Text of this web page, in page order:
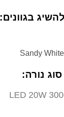
בגוונים:
Sandy White
סוג נורה:
LED 20W